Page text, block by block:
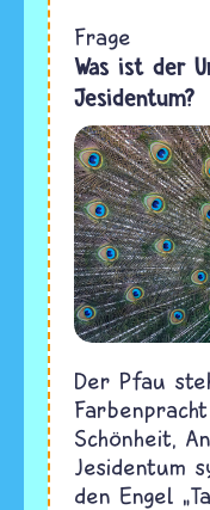
Frage
Was ist der
Jesidentum?
Der Pfau
Schönheit,
Jesidentum
den Engel